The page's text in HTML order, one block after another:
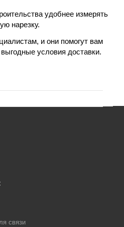
удобнее измерять
нарезку.
и они помогут вам
условия доставки.
связи